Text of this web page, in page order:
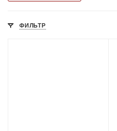
ФИЛЬТР